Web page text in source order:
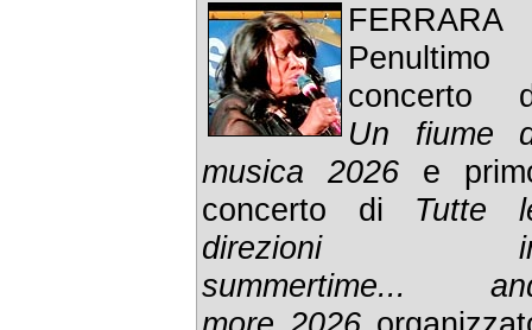
FERRARA
Penultimo
concerto
Un fiume
musica 2026 e
concerto di Tutte
direzioni
summertime...